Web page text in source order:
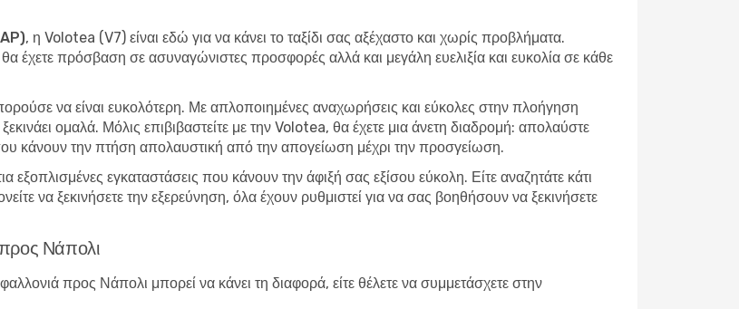
, η Volotea (V7) είναι εδώ για να κάνει το ταξίδι σας αξέχαστο και χωρίς προβλήματα.
έχετε πρόσβαση σε ασυναγώνιστες προσφορές αλλά και μεγάλη ευελιξία και ευκολία σε κάθε
να είναι ευκολότερη. Με απλοποιημένες αναχωρήσεις και εύκολες στην πλοήγηση
ομαλά. Μόλις επιβιβαστείτε με την Volotea, θα έχετε μια άνετη διαδρομή: απολαύστε
κάνουν την πτήση απολαυστική από την απογείωση μέχρι την προσγείωση.
εγκαταστάσεις που κάνουν την άφιξή σας εξίσου εύκολη. Είτε αναζητάτε κάτι
να ξεκινήσετε την εξερεύνηση, όλα έχουν ρυθμιστεί για να σας βοηθήσουν να ξεκινήσετε
Νάπολι
προς Νάπολι μπορεί να κάνει τη διαφορά, είτε θέλετε να συμμετάσχετε στην